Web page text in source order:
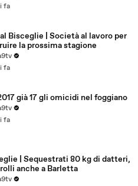
fa
Bisceglie | Società al lavoro per
la prossima stagione
fa
già 17 gli omicidi nel foggiano
fa
| Sequestrati 80 kg di datteri,
anche a Barletta